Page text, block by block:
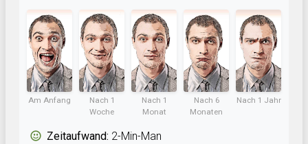
Am Anfang
Nach 1
Woche
Nach 1
Monat
Nach 6
Monaten
Nach 1 Jahr
Zeitaufwand: 2-Min-Man